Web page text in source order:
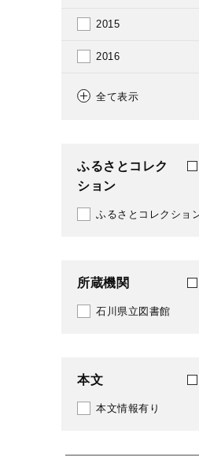
2015
2016
2017
2020
2021
2023
2024
2026
全て表示
ふるさとコレク
ション
ふるさとコレクショ
所蔵機関
石川県立図書館
本文
本文情報有り